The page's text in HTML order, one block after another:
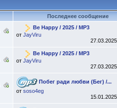
Последнее сообщение
Be Happy / 2025 / MP3
от JayViru
27.03.2025
Be Happy / 2025 / MP3
от JayViru
27.03.2025
Побег ради любви (Бег) /...
от soso4eg
15.01.2025